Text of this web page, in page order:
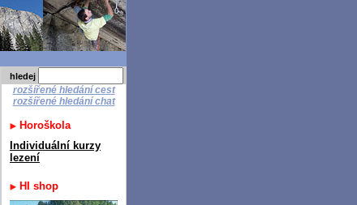
hledej
rozšířené hledání cest
rozšířené hledání chat
Horoškola
Individuální kurzy
lezení
HI shop